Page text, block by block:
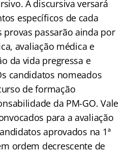
A discursiva versará
específicos de cada
provas passarão ainda por
avaliação médica e
da vida pregressa e
candidatos nomeados
de formação
da PM-GO. Vale
para a avaliação
aprovados na 1ª
ordem decrescente de